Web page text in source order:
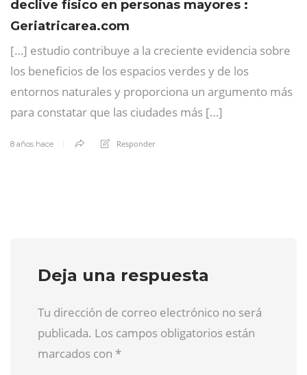
declive físico en personas mayores :
Geriatricarea.com
[…] estudio contribuye a la creciente evidencia sobre
los beneficios de los espacios verdes y de los
entornos naturales y proporciona un argumento más
para constatar que las ciudades más […]
8 años hace Responder
Deja una respuesta
Tu dirección de correo electrónico no será
publicada. Los campos obligatorios están
marcados con *